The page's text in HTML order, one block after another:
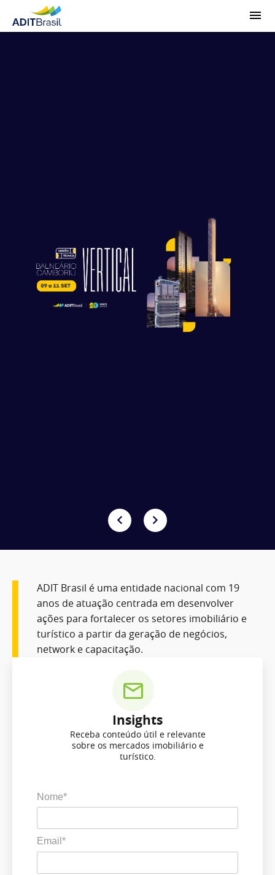
ADIT Brasil é uma entidade nacional com 19
anos de atuação centrada em desenvolver
ações para fortalecer os setores imobiliário e
turístico a partir da geração de negócios,
network e capacitação.
Insights
Receba conteúdo útil e relevante
sobre os mercados imobiliário e
turístico.
Nome*
Email*